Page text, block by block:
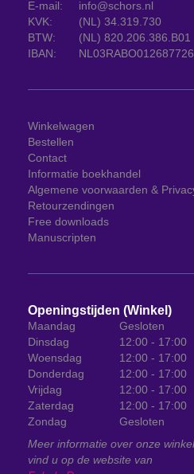
E-mail:
info@schors.nl
KVK:
(NL) 34.319.730
BTW:
(NL) 820.206.386.B01
IBAN:
Winkelwagen
Bestellen
Contact
Informatie boekhandel
Algemene voorwaarden &
Retourzendingen
Free downloads
Manuscripten
Openingstijden (Winkel)
Maandag
Gesloten
Dinsdag
12:00 - 17:00
Woensdag
12:00 - 17:00
Donderdag
12:00 - 17:00
Vrijdag
12:00 - 17:00
Zaterdag
12:00 - 17:00
Zondag
Gesloten
Meer informatie over onze winkel
vind u op de website van